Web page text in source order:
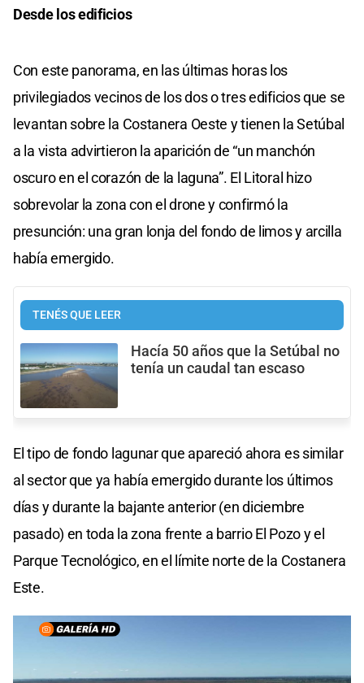
of
Desde los edificios
Con este panorama, en las últimas horas los
privilegiados vecinos de los dos o tres edificios que se
levantan sobre la Costanera Oeste y tienen la Setúbal
a la vista advirtieron la aparición de “un manchón
oscuro en el corazón de la laguna”. El Litoral hizo
sobrevolar la zona con el drone y confirmó la
presunción: una gran lonja del fondo de limos y arcilla
había emergido.
TENÉS QUE LEER
Hacía 50 años que la Setúbal no
tenía un caudal tan escaso
El tipo de fondo lagunar que apareció ahora es similar
al sector que ya había emergido durante los últimos
días y durante la bajante anterior (en diciembre
pasado) en toda la zona frente a barrio El Pozo y el
Parque Tecnológico, en el límite norte de la Costanera
Este.